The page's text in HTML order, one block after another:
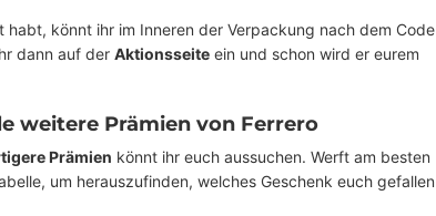
könnt ihr im Inneren der Verpackung nach dem Code
dann auf der Aktionsseite ein und schon wird er eurem
weitere Prämien von Ferrero
Prämien könnt ihr euch aussuchen. Werft am besten
um herauszufinden, welches Geschenk euch gefallen